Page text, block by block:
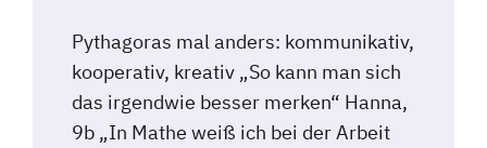
Pythagoras mal anders: kommunikativ,
kooperativ, kreativ „So kann man sich
das irgendwie besser merken“ Hanna,
9b „In Mathe weiß ich bei der Arbeit